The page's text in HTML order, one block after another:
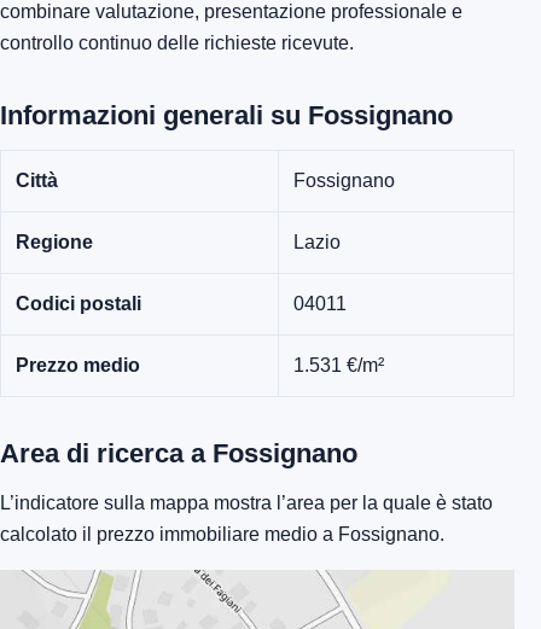
combinare valutazione, presentazione professionale e
controllo continuo delle richieste ricevute.
Informazioni generali su Fossignano
Città Fossignano
Regione Lazio
Codici postali 04011
Prezzo medio 1.531 €/m²
Area di ricerca a Fossignano
L’indicatore sulla mappa mostra l’area per la quale è stato
calcolato il prezzo immobiliare medio a Fossignano.